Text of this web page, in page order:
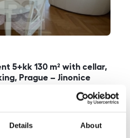
Details About
5+kk 130 m² with cellar,
Prague – Jinonice